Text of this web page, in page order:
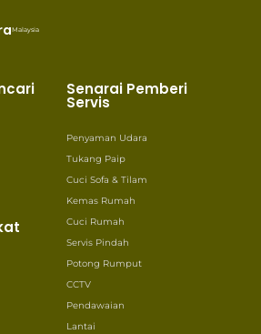
Malaysia
Senarai Pemberi
Servis
Penyaman Udara
Tukang Paip
Cuci Sofa & Tilam
Kemas Rumah
Cuci Rumah
Servis Pindah
Potong Rumput
CCTV
Pendawaian
Lantai